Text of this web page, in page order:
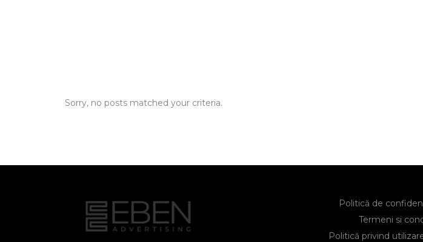
Sorry, no posts matched your criteria.
Politică de
Termeni si
Politică privind